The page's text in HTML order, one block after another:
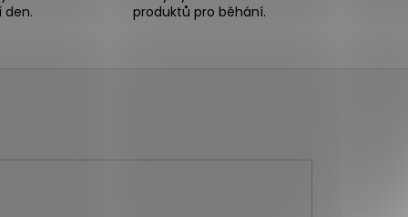
den.
produktů pro běhání.